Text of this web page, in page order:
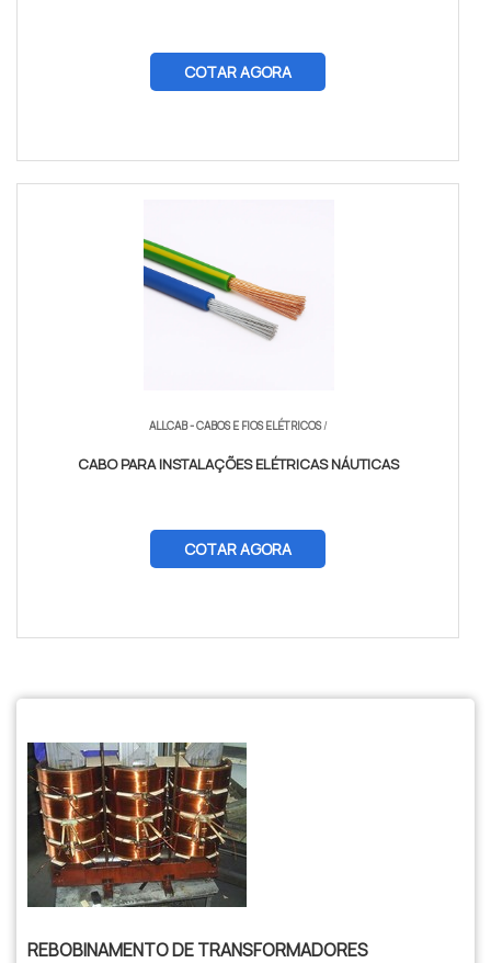
COTAR AGORA
ALLCAB - CABOS E FIOS ELÉTRICOS/
CABO PARA INSTALAÇÕES ELÉTRICAS NÁUTICAS
COTAR AGORA
REBOBINAMENTO DE TRANSFORMADORES